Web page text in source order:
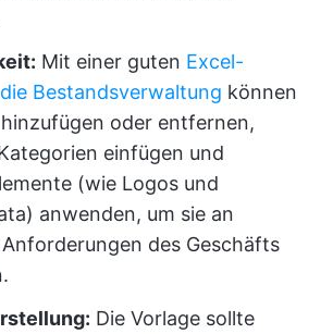
Mit einer guten Excel-
Bestandsverwaltung können
oder entfernen,
einfügen und
(wie Logos und
anwenden, um sie an
des Geschäfts
Die Vorlage sollte